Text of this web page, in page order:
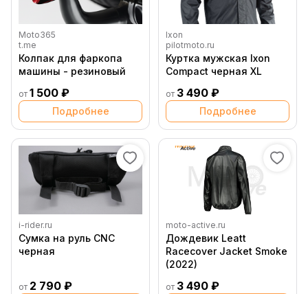
Moto365
t.me
Колпак для фаркопа
машины - резиновый
от 1 500 ₽
Подробнее
Ixon
pilotmoto.ru
Куртка мужская Ixon
Compact черная XL
от 3 490 ₽
Подробнее
i-rider.ru
Сумка на руль CNC
черная
от 2 790 ₽
moto-active.ru
Дождевик Leatt
Racecover Jacket Smoke
(2022)
от 3 490 ₽